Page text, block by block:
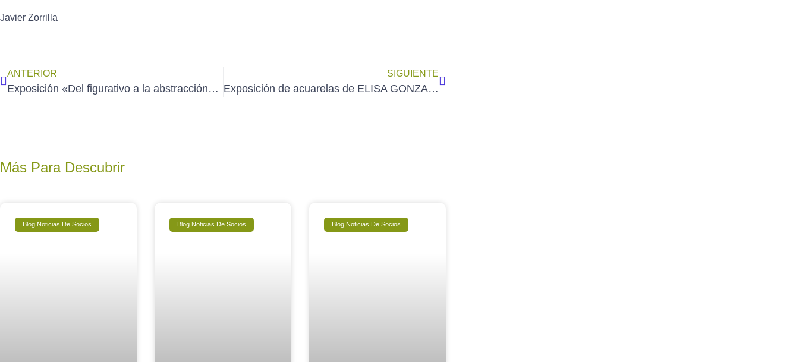
Javier Zorrilla
ANTERIOR
Exposición «Del figurativo a la abstracción» de ENRIQUE DELGADO (7/10 al 1/11/2022)
SIGUIENTE
Exposición de acuarelas de ELISA GONZALO TEJEDOR en el Centro Cultural de Arganzuela – Madrid (del 4 al 29/10/2022)
Más Para Descubrir
Blog Noticias De Socios Blog Noticias De Socios Blog Noticias De Socios